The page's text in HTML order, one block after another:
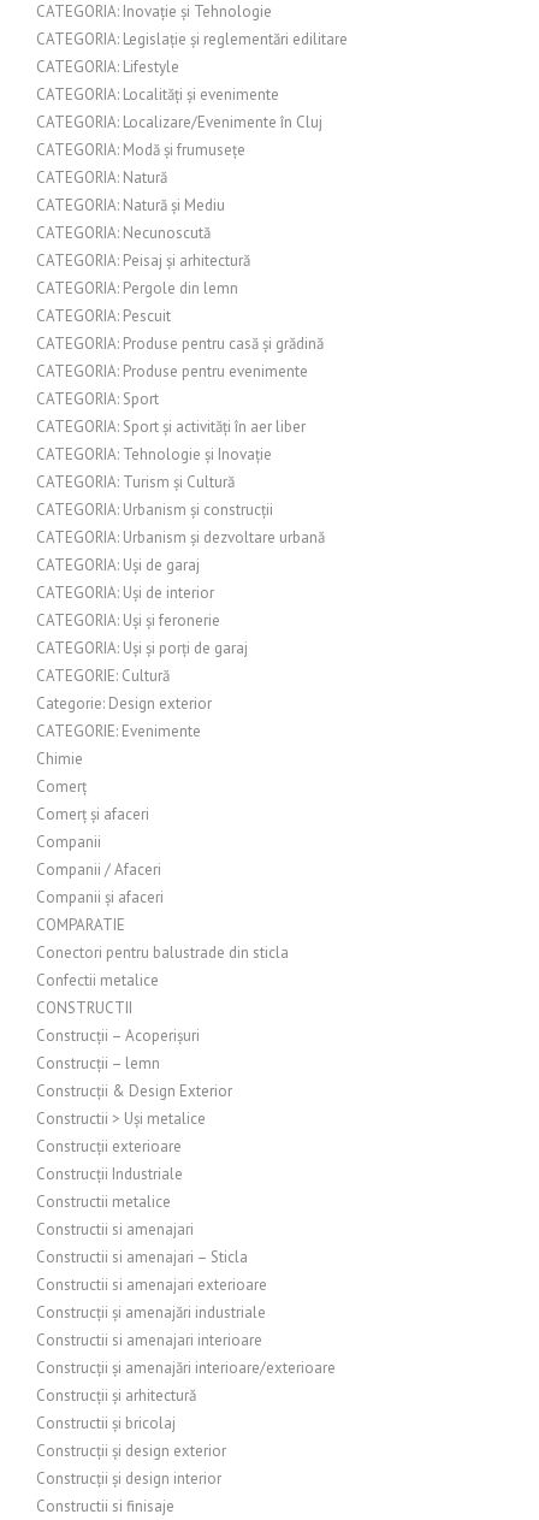
CATEGORIA: Inovație și Tehnologie
CATEGORIA: Legislație și reglementări edilitare
CATEGORIA: Lifestyle
CATEGORIA: Localități și evenimente
CATEGORIA: Localizare/Evenimente în Cluj
CATEGORIA: Modă și frumusețe
CATEGORIA: Natură
CATEGORIA: Natură și Mediu
CATEGORIA: Necunoscută
CATEGORIA: Peisaj și arhitectură
CATEGORIA: Pergole din lemn
CATEGORIA: Pescuit
CATEGORIA: Produse pentru casă și grădină
CATEGORIA: Produse pentru evenimente
CATEGORIA: Sport
CATEGORIA: Sport și activități în aer liber
CATEGORIA: Tehnologie și Inovație
CATEGORIA: Turism și Cultură
CATEGORIA: Urbanism și construcții
CATEGORIA: Urbanism și dezvoltare urbană
CATEGORIA: Uși de garaj
CATEGORIA: Uși de interior
CATEGORIA: Uși și feronerie
CATEGORIA: Uși și porți de garaj
CATEGORIE: Cultură
Categorie: Design exterior
CATEGORIE: Evenimente
Chimie
Comerț
Comerț și afaceri
Companii
Companii / Afaceri
Companii și afaceri
COMPARATIE
Conectori pentru balustrade din sticla
Confectii metalice
CONSTRUCTII
Construcții – Acoperișuri
Construcții – lemn
Construcții & Design Exterior
Constructii > Uși metalice
Construcții exterioare
Construcții Industriale
Constructii metalice
Constructii si amenajari
Constructii si amenajari – Sticla
Constructii si amenajari exterioare
Construcții și amenajări industriale
Constructii si amenajari interioare
Construcții și amenajări interioare/exterioare
Construcții și arhitectură
Constructii și bricolaj
Construcții și design exterior
Construcții și design interior
Constructii si finisaje